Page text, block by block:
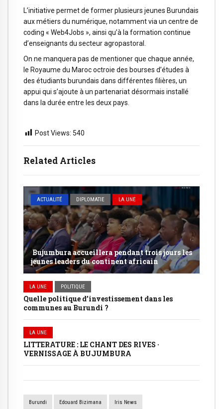
Related Articles
ACTUALITÉ DIPLOMATIE LA UNE
Bujumbura accueillera pendant trois jours les
jeunes leaders du continent africain
LA UNE POLITIQUE
Quelle politique d’investissement dans les
communes au Burundi ?
LA UNE
LITTERATURE : LE CHANT DES RIVES ·
VERNISSAGE À BUJUMBURA
L’initiative permet de former plusieurs jeunes Burundais
aux métiers du numérique, notamment via un centre de
coding « Web4Jobs », ainsi qu’à la formation continue
d’enseignants du secteur agropastoral.
On ne manquera pas de mentioner que chaque année,
le Royaume du Maroc octroie des bourses d’études à
des étudiants burundais dans différentes filières, un
appui qui s’ajoute à un partenariat désormais installé
dans la durée entre les deux pays.
Post Views: 540
Burundi Edouard Bizimana Iris News